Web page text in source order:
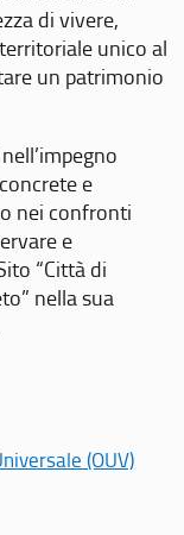
di vivere,
unico al
un patrimonio
e
nei confronti
e
“Città di
nella sua
(OUV)